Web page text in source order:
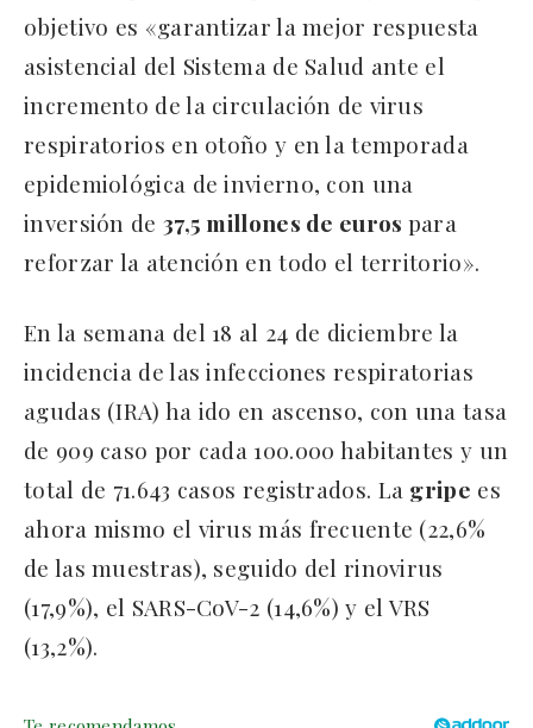
objetivo es «garantizar la mejor respuesta
asistencial del Sistema de Salud ante el
incremento de la circulación de virus
respiratorios en otoño y en la temporada
epidemiológica de invierno, con una
inversión de 37,5 millones de euros para
reforzar la atención en todo el territorio».
En la semana del 18 al 24 de diciembre la
incidencia de las infecciones respiratorias
agudas (IRA) ha ido en ascenso, con una tasa
de 909 caso por cada 100.000 habitantes y un
total de 71.643 casos registrados. La gripe es
ahora mismo el virus más frecuente (22,6%
de las muestras), seguido del rinovirus
(17,9%), el SARS-CoV-2 (14,6%) y el VRS
(13,2%).